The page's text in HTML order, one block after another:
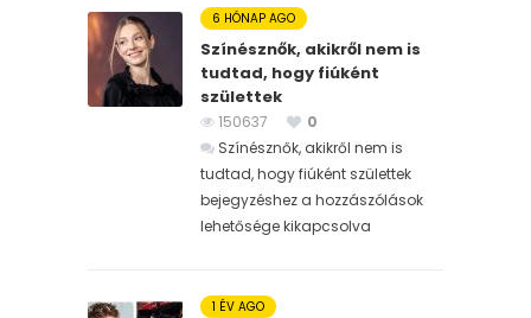
6 HÓNAP AGO
Színésznők, akikről nem is
tudtad, hogy fiúként
születtek
150637
0
Színésznők, akikről nem is
tudtad, hogy fiúként születtek
bejegyzéshez a hozzászólások
lehetősége kikapcsolva
1 ÉV AGO